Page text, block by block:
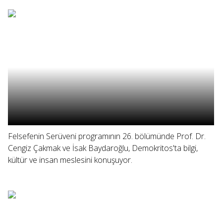
Felsefenin Serüveni programının 26. bölümünde Prof. Dr.
Cengiz Çakmak ve İsak Baydaroğlu, Demokritos'ta bilgi,
kültür ve insan meslesini konuşuyor.